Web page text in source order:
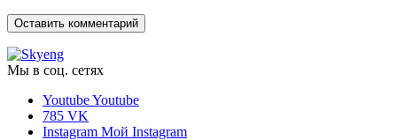
Мы в соц. сетях
YoutubeYoutube
785 VK
Instagram Мой Instagram